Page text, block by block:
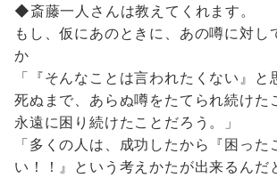
◆斎藤一人さんは教えてくれます。
もし、仮にあのときに、あの噂に対し
か
「『そんなことは言われたくない』と
死ぬまで、あらぬ噂をたてられ続けた
永遠に困り続けたことだろう。」
「多くの人は、成功したから『困った
い！！』という考えかたが出来るんだ